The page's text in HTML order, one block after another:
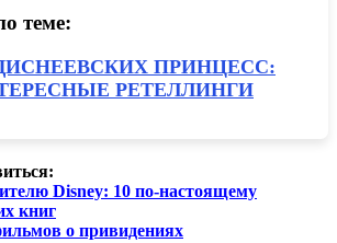
теме:
ПРИНЦЕСС:
РЕТЕЛЛИНГИ
Disney: 10 по-настоящему
книг
о привидениях